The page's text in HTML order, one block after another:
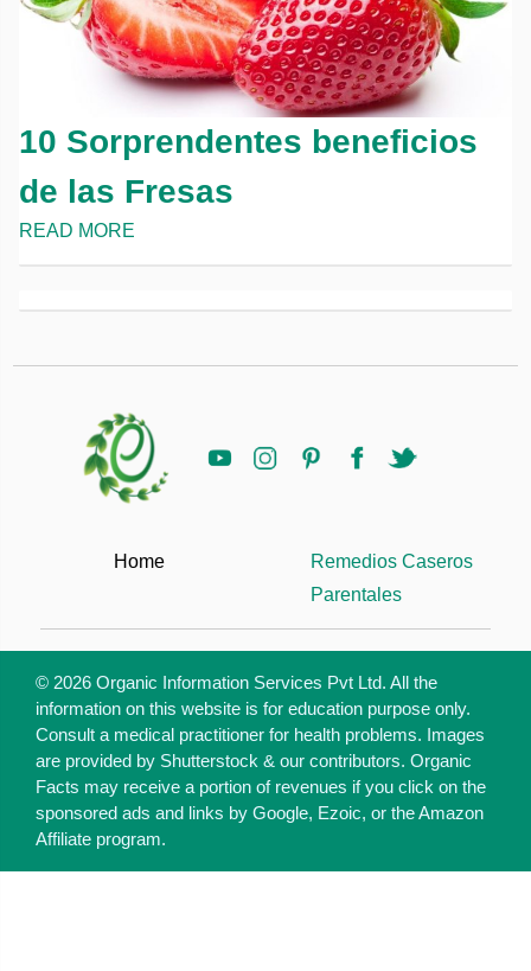
10 Sorprendentes beneficios
de las Fresas
READ MORE
Home
Remedios Caseros
Parentales
© 2026 Organic Information Services Pvt Ltd. All the
information on this website is for education purpose only.
Consult a medical practitioner for health problems. Images
are provided by Shutterstock & our contributors. Organic
Facts may receive a portion of revenues if you click on the
sponsored ads and links by Google, Ezoic, or the Amazon
Affiliate program.